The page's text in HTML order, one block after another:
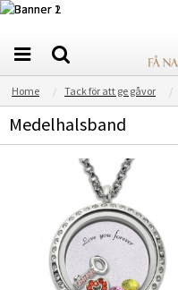
Home Tack för att ge gåvor
Medelhalsband